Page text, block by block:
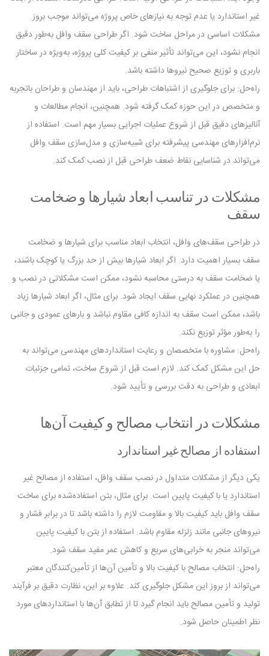
غیر استاندارد یا عدم توجه به نیازهای خاص پروژه می‌تواند موجب بروز
مشکلات اساسی در مراحل ساخت شود. اگر طراحی سقف وافل به‌طور دقیق
انجام نشود، این می‌تواند تأثیر منفی بر کیفیت کلی پروژه، به‌ویژه در ساختار
باربری و توزیع صحیح نیروها داشته باشد.
راه‌حل: برای جلوگیری از اشتباهات طراحی، باید از مهندسان و طراحان باتجربه
و متخصص در این حوزه کمک گرفته شود. همچنین، انجام مطالعات و
آنالیزهای دقیق قبل از شروع عملیات اجرایی بسیار مهم است. استفاده از
نرم‌افزارهای مهندسی پیشرفته برای شبیه‌سازی و مدل‌سازی سقف وافل
می‌تواند در شناسایی نقاط ضعف طراحی قبل از نصب کمک کند.
مشکلات در تناسب ابعاد شیارها و ضخامت
سقف
در طراحی سقف‌های وافل، انتخاب ابعاد مناسب برای شیارها و ضخامت
سقف بسیار اهمیت دارد. اگر ابعاد شیارها بیش از حد بزرگ یا کوچک باشند،
یا ضخامت سقف به درستی محاسبه نشود، ممکن است مشکلاتی در نصب و
همچنین در عملکرد نهایی سقف ایجاد شود. برای مثال، اگر ابعاد شیارها زیاد
باشد، ممکن است سقف به اندازه کافی مقاوم نباشد و بارهای عمودی و جانبی
را به‌طور مؤثر توزیع نکند.
راه‌حل: مشاوره با متخصصان و رعایت استانداردهای مهندسی می‌تواند به
حل این مشکل کمک کند. لازم است قبل از شروع ساخت، تمامی جزئیات
ابعادی و طراحی به دقت بررسی و تأیید شود.
مشکلات در انتخاب مصالح و کیفیت آن‌ها
استفاده از مصالح غیر استاندارد
یکی دیگر از مشکلات متداول در نصب سقف وافل، استفاده از مصالح غیر
استاندارد یا با کیفیت پایین است. برای مثال، بتن استفاده‌شده برای ساخت
سقف وافل باید کیفیت بالا و مقاومت لازم را داشته باشد تا در برابر فشار و
نیروهای جانبی مانند زلزله مقاوم باشد. استفاده از بتن با کیفیت پایین
می‌تواند منجر به خرابی‌های سریع و کاهش عمر مفید سقف شود.
راه‌حل: انتخاب مصالح با کیفیت بالا و تأمین آن‌ها از تأمین‌کنندگان معتبر
می‌تواند از بروز این مشکل جلوگیری کند. علاوه بر این، نظارت دقیق بر فرآیند
تولید و تأمین مصالح باید انجام گیرد تا از تطابق آن‌ها با استانداردهای مورد
نظر اطمینان حاصل شود.